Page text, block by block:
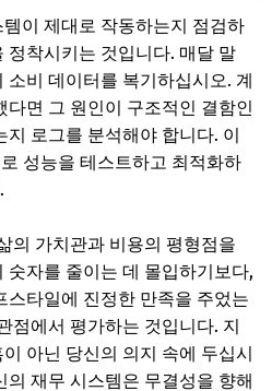
이 제대로 작동하는지 점검하
정착시키는 것입니다. 매달 말
소비 데이터를 복기하십시오. 계
다면 그 원인이 구조적인 결함인
로그를 분석해야 합니다. 이
성능을 테스트하고 최적화하
의 가치관과 비용의 평형점을
숫자를 줄이는 데 몰입하기보다,
스타일에 진정한 만족을 주었는
점에서 평가하는 것입니다. 지
아닌 당신의 의지 속에 두십시
의 재무 시스템은 무결성을 향해